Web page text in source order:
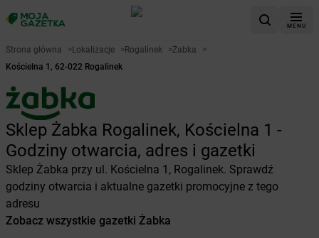
MENU
Strona główna >Lokalizacje >Rogalinek >Żabka
>
Kościelna 1, 62-022 Rogalinek
Sklep Żabka Rogalinek, Kościelna 1 -
Godziny otwarcia, adres i gazetki
Sklep Żabka przy ul. Kościelna 1, Rogalinek. Sprawdź
godziny otwarcia i aktualne gazetki promocyjne z tego
adresu
Zobacz wszystkie gazetki Żabka